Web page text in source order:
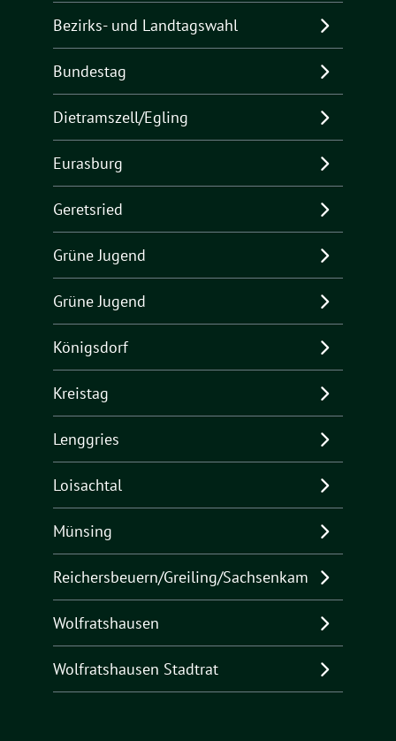
Bezirks- und Landtagswahl
Bundestag
Dietramszell/Egling
Eurasburg
Geretsried
Grüne Jugend
Grüne Jugend
Königsdorf
Kreistag
Lenggries
Loisachtal
Münsing
Reichersbeuern/Greiling/Sachsenkam
Wolfratshausen
Wolfratshausen Stadtrat